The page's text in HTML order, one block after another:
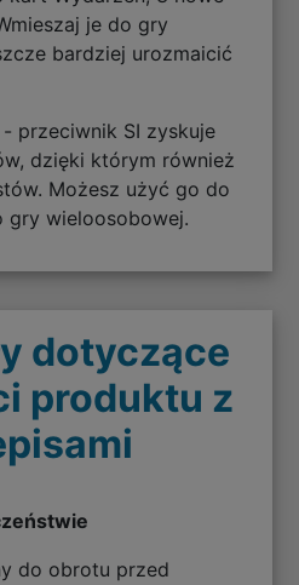
je do gry
bardziej urozmaicić
przeciwnik SI zyskuje
dzięki którym również
Możesz użyć go do
gry wieloosobowej.
dotyczące
produktu z
do obrotu przed